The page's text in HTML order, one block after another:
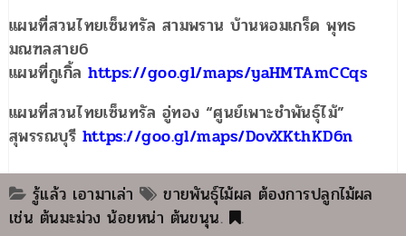
แผนที่สวนไทยเซ็นทรัล สามพราน บ้านหอมเกร็ด พุทธ
มณฑลสาย6
แผนที่กูเกิ้ลhttps://goo.gl/maps/yaHMTAmCCqs
แผนที่สวนไทยเซ็นทรัล อู่ทอง “ศูนย์เพาะชำพันธุ์ไม้”
สุพรรณบุรี https://goo.gl/maps/DovXKthKD6n
รู้แล้ว เอามาเล่า
ขายพันธุ์ไม้ผล ต้องการปลูกไม้ผล
เช่น ต้นมะม่วง น้อยหน่า ต้นขนุน. .